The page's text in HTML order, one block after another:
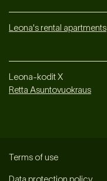
Leona's rental apartments
Leona-kodit X
Retta Asuntovuokraus
Terms of use
Data protection policy